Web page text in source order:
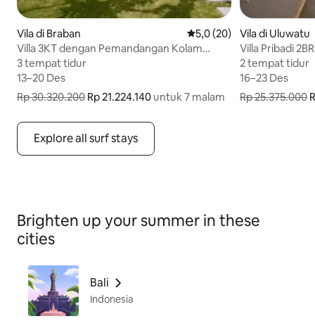
Vila di Braban
Villa 3KT dengan Pemandangan Kolam
Renang & Sawah Dekat Tanah Lot
3 tempat tidur
3 tempat tidur
13–20 Des
13–20 Des
Rp 30.320.200 Rp 21.224.140 untuk 7 malam
Nilai rata-rata 5,0 dari 5,
5,0 (20)
Vila di Uluwatu
Villa Pribadi
dan Kolam
2 tempat tidur
2 tempat tidur
16–23 Des
16–23 Des
Rp 25.375.000
Explore all surf stays
Brighten up your summer in these
cities
Bali
Indonesia